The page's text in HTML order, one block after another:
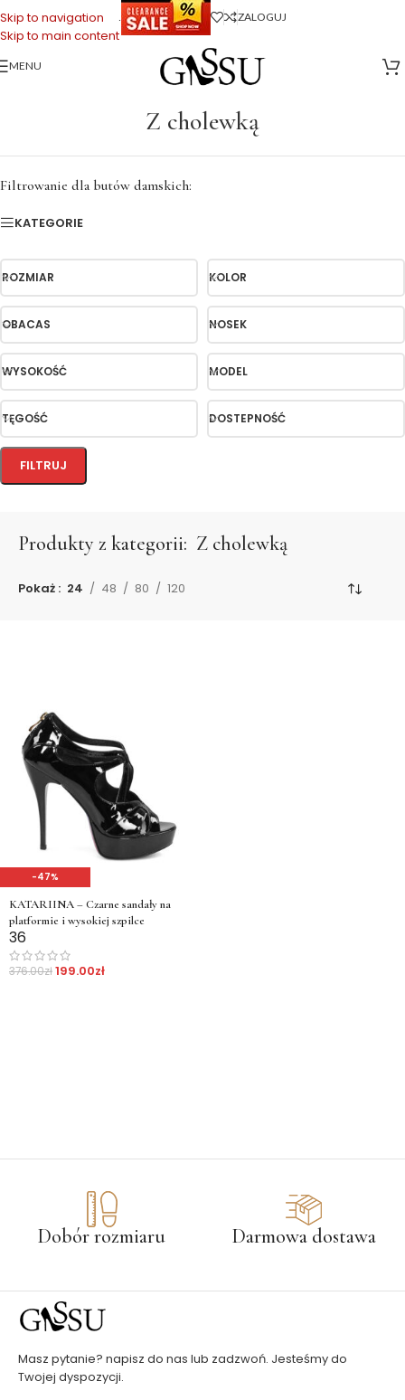
Skip to navigation
Skip to main content
. ZALOGUJ
MENU
Z cholewką
Z cholewką
Filtrowanie dla butów damskich:
KATEGORIE
ROZMIAR KOLOR
OBACAS NOSEK
WYSOKOŚĆ MODEL
TĘGOŚĆ DOSTEPNOŚĆ
FILTRUJ
Produkty z kategorii: Z cholewką
Pokaż 24 48 80 120
-47%
KATARIINA – Czarne sandały na
platformie i wysokiej szpilce
36
376.00zł199.00zł
Dobór rozmiaru Darmowa dostawa
Masz pytanie? napisz do nas lub zadzwoń. Jesteśmy do
Twojej dyspozycji.